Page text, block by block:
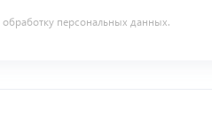
обработку персональных данных.